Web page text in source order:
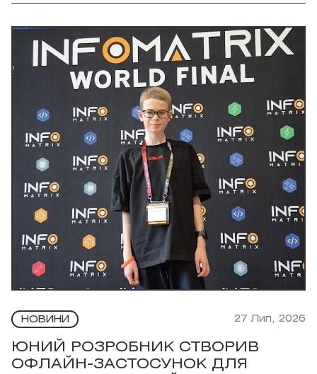
НОВИНИ 27 Лип, 2026
ЮНИЙ РОЗРОБНИК СТВОРИВ
ОФЛАЙН-ЗАСТОСУНОК ДЛЯ